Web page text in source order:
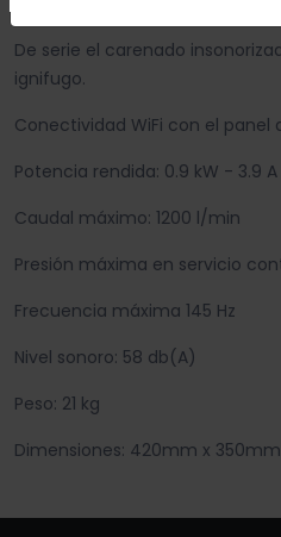
De serie el carenado
ignifugo.
Conectividad WiFi con el panel
Potencia rendida: 0.9 kW - 3.9 A
Caudal máximo: 1200 l/min
Presión máxima en servicio
Frecuencia máxima 145 Hz
Nivel sonoro: 58 db(A)
Peso: 21 kg
Dimensiones: 420mm x